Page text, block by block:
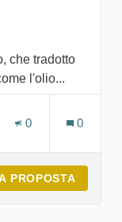
che tradotto
l'olio...
0 0
PROPOSTA